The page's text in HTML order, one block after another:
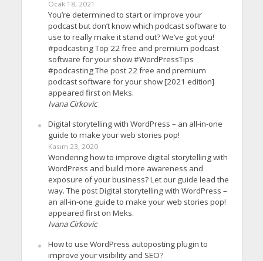
Ocak 18, 2021
You’re determined to start or improve your
podcast but don’t know which podcast software to
use to really make it stand out? We’ve got you!
#podcasting Top 22 free and premium podcast
software for your show #WordPressTips
#podcasting The post 22 free and premium
podcast software for your show [2021 edition]
appeared first on Meks.
Ivana Cirkovic
Digital storytelling with WordPress – an all-in-one
guide to make your web stories pop!
Kasım 23, 2020
Wondering how to improve digital storytelling with
WordPress and build more awareness and
exposure of your business? Let our guide lead the
way. The post Digital storytelling with WordPress –
an all-in-one guide to make your web stories pop!
appeared first on Meks.
Ivana Cirkovic
How to use WordPress autoposting plugin to
improve your visibility and SEO?